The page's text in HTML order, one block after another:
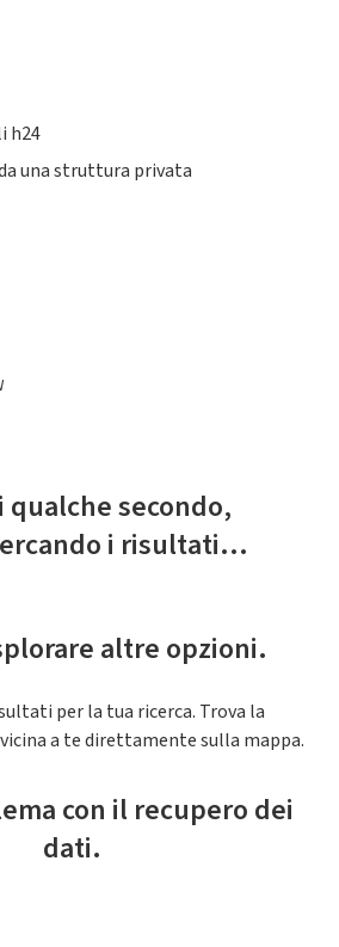
h24
una struttura privata
secondo,
i risultati...
altre opzioni.
per la tua ricerca. Trova la
a te direttamente sulla mappa.
con il recupero dei
dati.